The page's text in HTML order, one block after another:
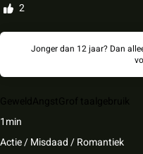
2
Jonger dan 12 jaar? Dan
1min
Actie / Misdaad / Romantiek